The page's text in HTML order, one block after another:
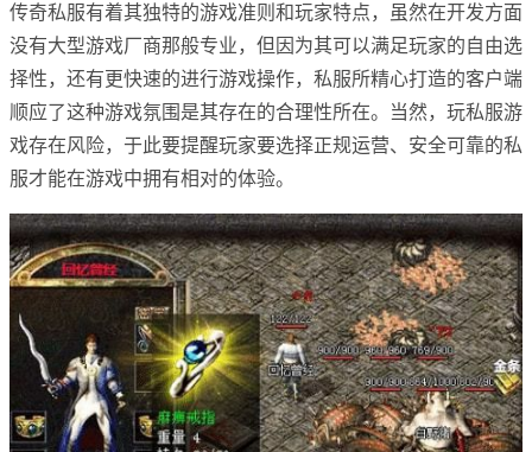
传奇私服有着其独特的游戏准则和玩家特点，虽然在开发方面
没有大型游戏厂商那般专业，但因为其可以满足玩家的自由选
择性，还有更快速的进行游戏操作，私服所精心打造的客户端
顺应了这种游戏氛围是其存在的合理性所在。当然，玩私服游
戏存在风险，于此要提醒玩家要选择正规运营、安全可靠的私
服才能在游戏中拥有相对的体验。